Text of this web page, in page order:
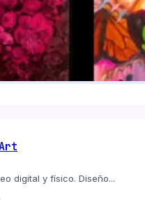
digital y físico. Diseño...